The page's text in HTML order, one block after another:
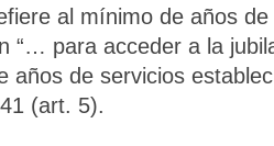
al mínimo de años
“… para acceder a la
años de servicios
(art. 5).